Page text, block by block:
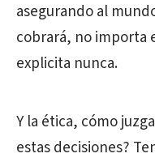
asegurando al
cobrará, no importa
explicita nunca.
Y la ética, cómo
estas decisiones?